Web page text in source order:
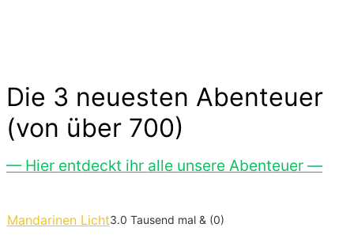
Die 3 neuesten Abenteuer
(von über 700)
— Hier entdeckt ihr alle unsere Abenteuer —
Mandarinen Licht3.0 Tausend mal & (0)